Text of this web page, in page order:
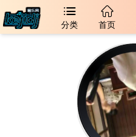
分类 首页